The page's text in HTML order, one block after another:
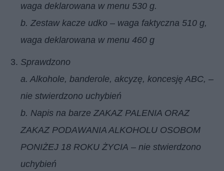
waga deklarowana w menu 530 g.
b. Zestaw kacze udko – waga faktyczna 510 g,
waga deklarowana w menu 460 g
Sprawdzono
a. Alkohole, banderole, akcyzę, koncesję ABC, –
nie stwierdzono uchybień
b. Napis na barze ZAKAZ PALENIA ORAZ
ZAKAZ PODAWANIA ALKOHOLU OSOBOM
PONIŻEJ 18 ROKU ŻYCIA – nie stwierdzono
uchybień